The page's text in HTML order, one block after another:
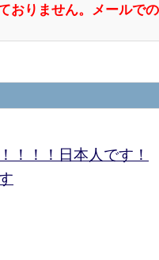
おりません。メールで
！！！日本人です！